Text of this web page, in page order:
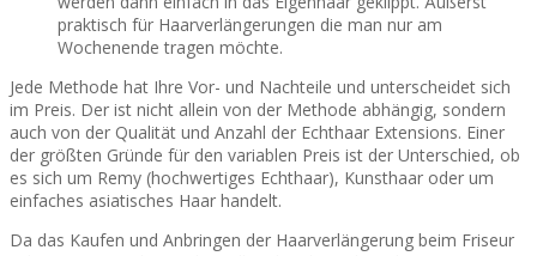
praktisch für Haarverlängerungen die man nur am
Wochenende tragen möchte.
Jede Methode hat Ihre Vor- und Nachteile und unterscheidet sich
im Preis. Der ist nicht allein von der Methode abhängig, sondern
auch von der Qualität und Anzahl der Echthaar Extensions. Einer
der größten Gründe für den variablen Preis ist der Unterschied, ob
es sich um Remy (hochwertiges Echthaar), Kunsthaar oder um
einfaches asiatisches Haar handelt.
Da das Kaufen und Anbringen der Haarverlängerung beim Friseur